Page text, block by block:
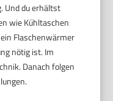
Und du erhältst
wie Kühltaschen
Flaschenwärmer
nötig ist. Im
Danach folgen